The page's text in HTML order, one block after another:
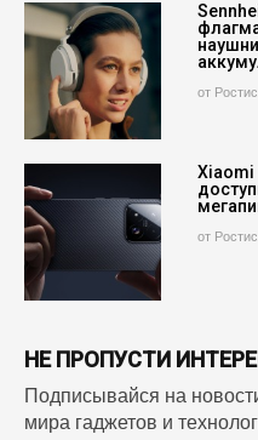
от
Xiaomi
от
НЕ ПРОПУСТИ
Подписывайся на
мира гаджетов и